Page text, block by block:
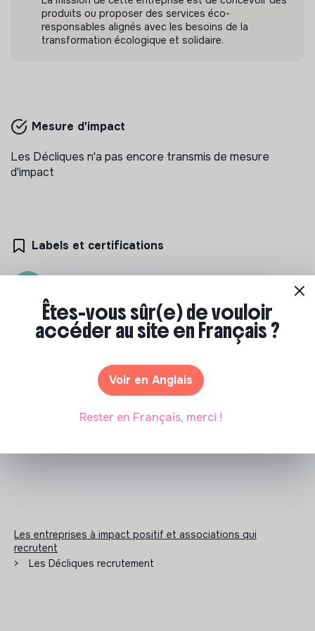
Il y a 3 mois
produits ou proposer des services éco-
responsables alignés avec les besoins de la
transformation écologique et solidaire.
Mesure d'impact
Les Décliques n'a pas encore transmis de mesure
d'impact
Labels et certifications
N'a pas encore communiqué de documents de
transparence
Les entreprises à impact positif et associations qui
recrutent
>
Les Décliques recrutement
Êtes-vous sûr(e) de vouloir
accéder au site en Français ?
Voir en Anglais
Rester en Français, merci !